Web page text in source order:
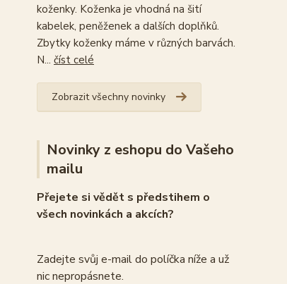
koženky. Koženka je vhodná na šití
kabelek, peněženek a dalších doplňků.
Zbytky koženky máme v různých barvách.
N... číst celé
Zobrazit všechny novinky
Novinky z eshopu do Vašeho
mailu
Přejete si vědět s předstihem o
všech novinkách a akcích?
Zadejte svůj e-mail do políčka níže a už
nic nepropásnete.